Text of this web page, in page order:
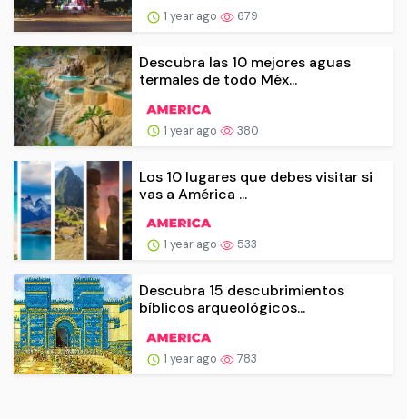
1 year ago 679
Descubra las 10 mejores aguas
termales de todo Méx...
1 year ago 380
Los 10 lugares que debes visitar si
vas a América ...
1 year ago 533
Descubra 15 descubrimientos
bíblicos arqueológicos...
1 year ago 783